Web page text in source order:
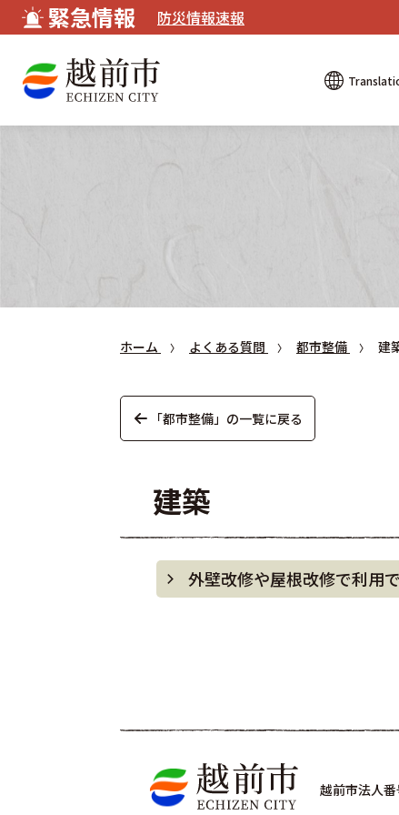
緊急情報 防災情報速報
ホーム よくある質問 都市整備 建
「都市整備」の一覧に戻る
建築
外壁改修や屋根改修で利用
越前市法人